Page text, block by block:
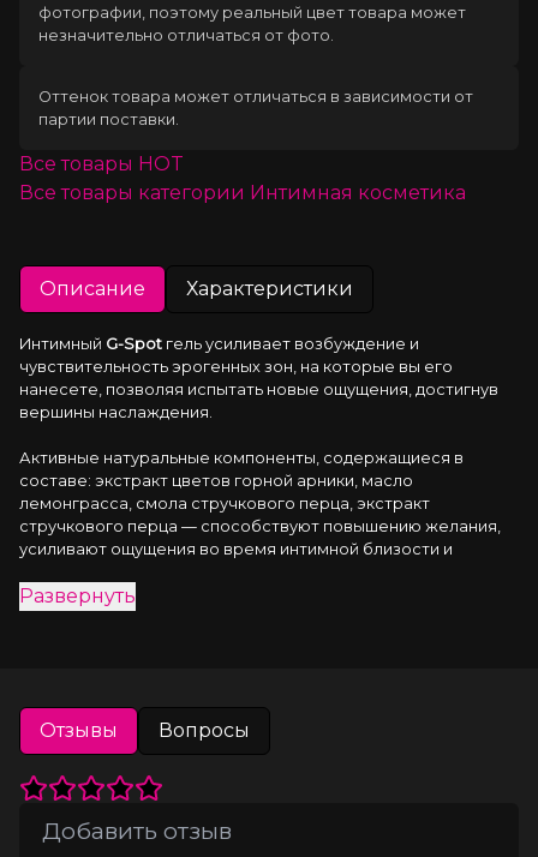
фотографии, поэтому реальный цвет товара может
незначительно отличаться от фото.
Оттенок товара может отличаться в зависимости от
партии поставки.
Все товары HOT
Все товары категории Интимная косметика
Описание Характеристики
Интимный G-Spot гель усиливает возбуждение и
чувствительность эрогенных зон, на которые вы его
нанесете, позволяя испытать новые ощущения, достигнув
вершины наслаждения.
Активные натуральные компоненты, содержащиеся в
составе: экстракт цветов горной арники, масло
лемонграсса, смола стручкового перца, экстракт
стручкового перца — способствуют повышению желания,
усиливают ощущения во время интимной близости и
вплоть до достижения желанного оргазма.
расслабляющим цветочным ароматом.
А благодря активным веществам в составе гель оказывает
стимулирующий, ухаживающий и разогревающий с легким
покалыванием эффекты.
Особенности геля:
Развернуть
Отзывы Вопросы